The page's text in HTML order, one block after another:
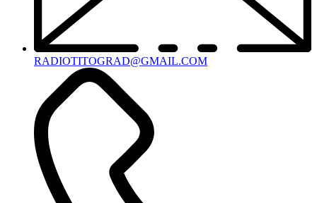
RADIOTITOGRAD@GMAIL.COM